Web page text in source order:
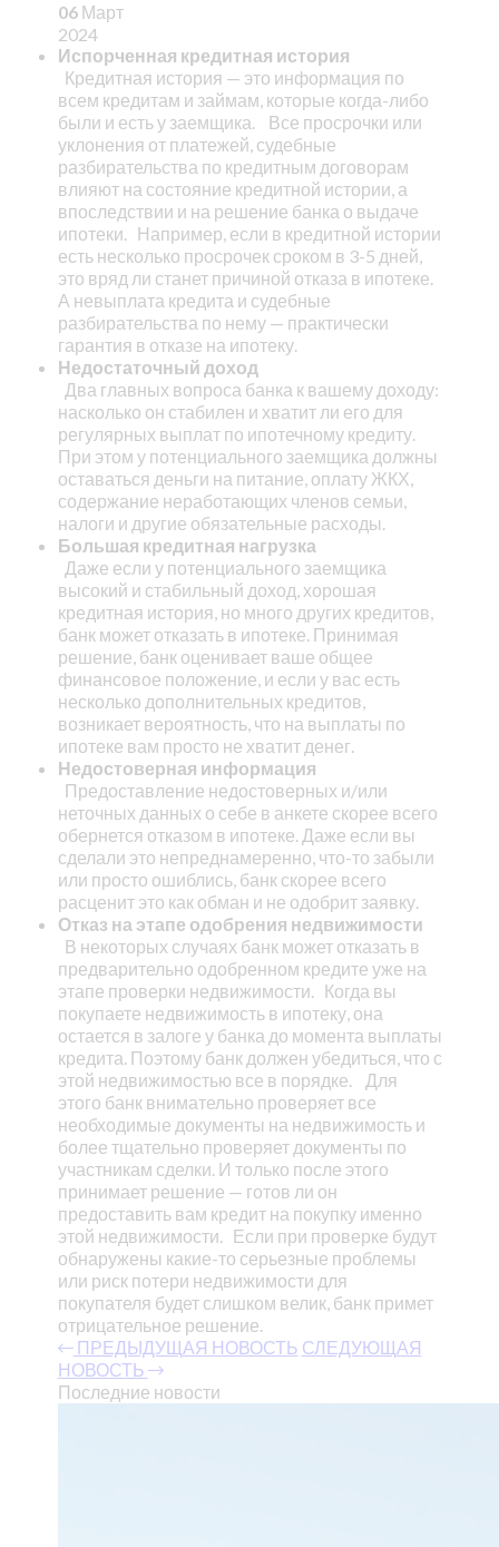
06 Март
2024
Испорченная кредитная история
Кредитная история — это информация по
всем кредитам и займам, которые когда-либо
были и есть у заемщика.
Все просрочки или
уклонения от платежей, судебные
разбирательства по кредитным договорам
влияют на состояние кредитной истории, а
впоследствии и на решение банка о выдаче
ипотеки. Например, если в кредитной истории
есть несколько просрочек сроком в 3-5 дней,
это вряд ли станет причиной отказа в ипотеке.
А невыплата кредита и судебные
разбирательства по нему — практически
гарантия в отказе на ипотеку.
Недостаточный доход
Два главных вопроса банка к вашему доходу:
насколько он стабилен и хватит ли его для
регулярных выплат по ипотечному кредиту.
При этом у потенциального заемщика должны
оставаться деньги на питание, оплату ЖКХ,
содержание неработающих членов семьи,
налоги и другие обязательные расходы.
Большая кредитная нагрузка
Даже если у потенциального заемщика
высокий и стабильный доход, хорошая
кредитная история, но много других кредитов,
банк может отказать в ипотеке. Принимая
решение, банк оценивает ваше общее
финансовое положение, и если у вас есть
несколько дополнительных кредитов,
возникает вероятность, что на выплаты по
ипотеке вам просто не хватит денег.
Недостоверная информация
Предоставление недостоверных и/или
неточных данных о себе в анкете скорее всего
обернется отказом в ипотеке. Даже если вы
сделали это непреднамеренно, что-то забыли
или просто ошиблись, банк скорее всего
расценит это как обман и не одобрит заявку.
Отказ на этапе одобрения недвижимости
В некоторых случаях банк может отказать в
предварительно одобренном кредите уже на
этапе проверки недвижимости. Когда вы
покупаете недвижимость в ипотеку, она
остается в залоге у банка до момента выплаты
кредита. Поэтому банк должен убедиться, что с
этой недвижимостью все в порядке.
Для
этого банк внимательно проверяет все
необходимые документы на недвижимость и
более тщательно проверяет документы по
участникам сделки. И только после этого
принимает решение — готов ли он
предоставить вам кредит на покупку именно
этой недвижимости. Если при проверке будут
обнаружены какие-то серьезные проблемы
или риск потери недвижимости для
покупателя будет слишком велик, банк примет
отрицательное решение.
ПРЕДЫДУЩАЯ НОВОСТЬ СЛЕДУЮЩАЯ
НОВОСТЬ
Последние новости